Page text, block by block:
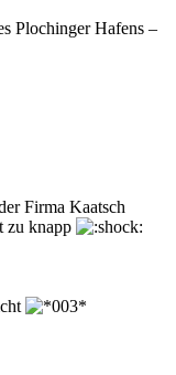
Plochinger Hafens –
Firma Kaatsch
zu knapp